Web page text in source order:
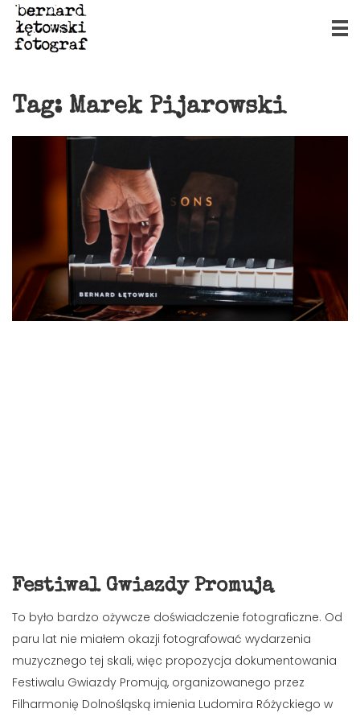
Tag: Marek Pijarowski
Festiwal Gwiazdy Promują
To było bardzo ożywcze doświadczenie fotograficzne. Od
paru lat nie miałem okazji fotografować wydarzenia
muzycznego tej skali, więc propozycja dokumentowania
Festiwalu Gwiazdy Promują, organizowanego przez
Filharmonię Dolnośląską imienia Ludomira Różyckiego w